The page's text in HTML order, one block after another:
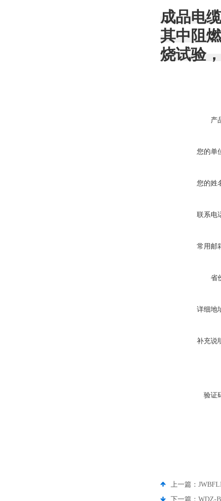
成品电
其中阻
烧试验
产
您的单
您的姓
联系电
常用邮
省
详细地
补充说
验证
上一篇：
下一篇： WDZ-